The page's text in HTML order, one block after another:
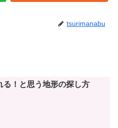
tsurimanabu
る！と思う地形の探し方